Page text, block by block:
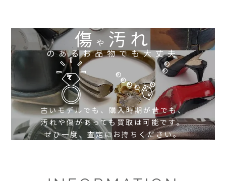
傷や 汚れ
のあるお品物でも大丈夫
古いモデルでも、購入時期が昔でも、
汚れや傷があっても買取は可能です。
ぜひ一度、査定にお持ちください。